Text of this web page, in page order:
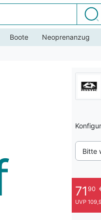
Boote Neoprenanzug
Bitte
71 90
UVP